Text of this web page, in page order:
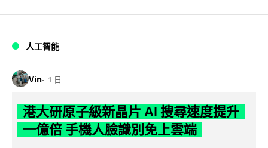
人工智能
Vin 1 日
港大研原子級新晶片 AI 搜尋速度提升
一億倍 手機人臉識別免上雲端